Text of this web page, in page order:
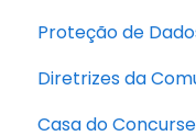
Premium
PD Capacita
Ed -
Proteção de
Diretrizes da
Casa do